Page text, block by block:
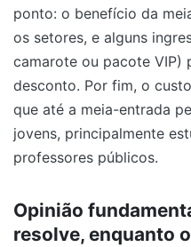
ponto: o benefício da
os setores, e alguns
camarote ou pacote VIP)
desconto. Por fim, o
que até a meia-entrada
jovens, principalmente
professores públicos.
Opinião
resolve, enquanto